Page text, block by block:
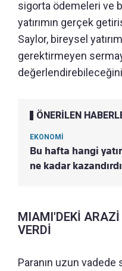
sigorta ödemeleri ve
yatırımın gerçek
Saylor, bireysel
gerektirmeyen
ÖNERİLEN
EKONOMİ
Bu hafta hangi
ne kadar
MIAMI'DEKİ
VERDİ
Paranın uzun vadede